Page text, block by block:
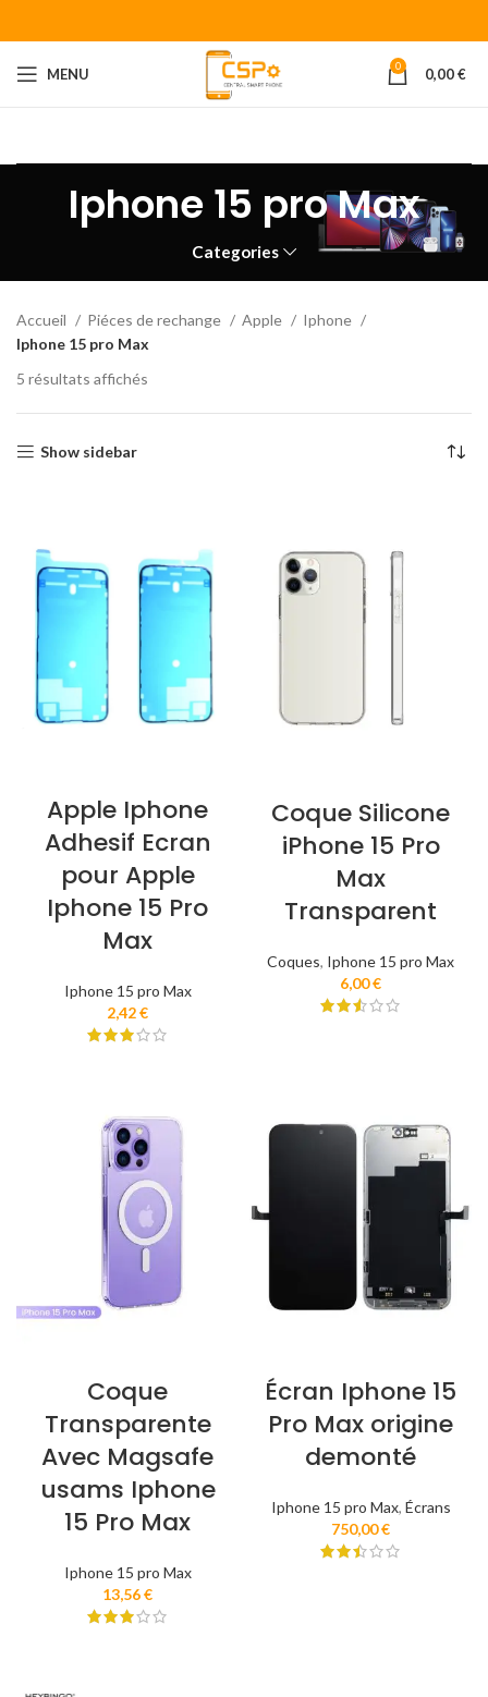
MENU 0 0,00€
Iphone 15 pro Max
Categories
Accueil Piéces de rechange Apple
Iphone
Iphone 15 pro Max
5 résultats affichés
Show sidebar
Apple Iphone
Adhesif Ecran
pour Apple
Iphone 15 Pro
Max
Iphone 15 pro Max
2,42€
Coque Silicone
iPhone 15 Pro
Max
Transparent
Coques, Iphone 15 pro Max
6,00€
Coque
Transparente
Avec Magsafe
usams Iphone
15 Pro Max
Iphone 15 pro Max
13,56€
Écran Iphone 15
Pro Max origine
demonté
Iphone 15 pro Max, Écrans
750,00€